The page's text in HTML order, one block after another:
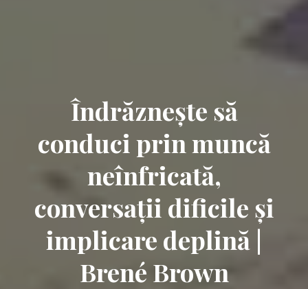
Îndrăznește să
conduci prin muncă
neînfricată,
conversații dificile și
implicare deplină |
Brené Brown